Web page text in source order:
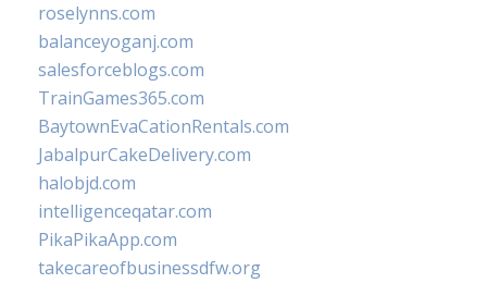
roselynns.com
balanceyoganj.com
salesforceblogs.com
TrainGames365.com
BaytownEvaCationRentals.com
JabalpurCakeDelivery.com
halobjd.com
intelligenceqatar.com
PikaPikaApp.com
takecareofbusinessdfw.org